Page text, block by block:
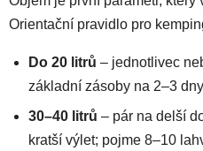
Orientační pravidlo pro
Do 20 litrů – jednotlivec
základní zásoby na 2–3
30–40 litrů – pár na delší
kratší výlet; pojme 8–10